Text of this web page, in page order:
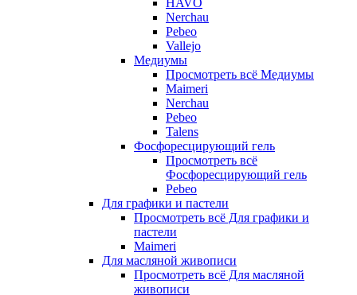
HAVO
Nerchau
Pebeo
Vallejo
Медиумы
Просмотреть всё Медиумы
Maimeri
Nerchau
Pebeo
Talens
Фосфоресцирующий гель
Просмотреть всё
Фосфоресцирующий гель
Pebeo
Для графики и пастели
Просмотреть всё Для графики и
пастели
Maimeri
Для масляной живописи
Просмотреть всё Для масляной
живописи